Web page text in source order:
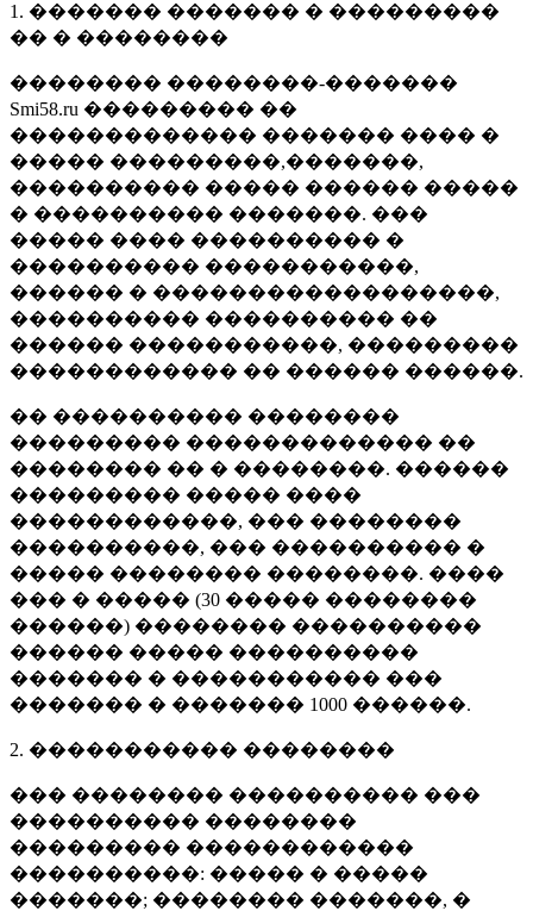
1. ������� ������� � ���������
�� � ��������
�������� ��������-�������
Smi58.ru ��������� ��
������������� ������� ���� �
����� ���������,�������,
���������� ����� ������ �����
� ���������� �������. ���
����� ���� ���������� �
���������� �����������,
������ � ������������������,
���������� ���������� ��
������ �����������, ���������
������������ �� ������ ������.
�� ���������� ��������
��������� ������������� ��
�������� �� � ��������. ������
��������� ����� ����
������������, ��� ��������
����������, ��� ���������� �
����� �������� ��������. ����
��� � ����� (30 ����� ��������
������) �������� ����������
������ ����� ����������
������� � ����������� ���
������� � ������� 1000 ������.
2. ����������� ��������
��� �������� ���������� ���
���������� ��������
��������� ������������
����������: ����� � �����
�������; �������� �������, �